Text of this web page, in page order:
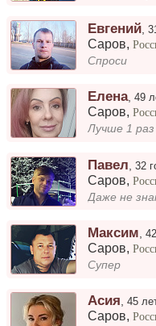
Евгений ,
Саров,
Спроси
Елена,49
Саров,
Лучше 1
Павел ,32
Саров,
Даже не
Максим ,
Саров,
Супер
Асия,45
Саров,